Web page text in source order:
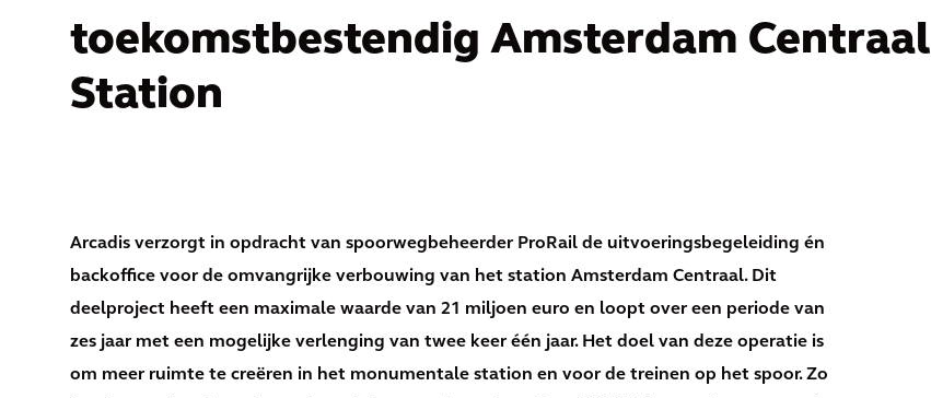
toekomstbestendig Amsterdam Centraal
Station
Arcadis verzorgt in opdracht van spoorwegbeheerder ProRail de uitvoeringsbegeleiding én
backoffice voor de omvangrijke verbouwing van het station Amsterdam Centraal. Dit
deelproject heeft een maximale waarde van 21 miljoen euro en loopt over een periode van
zes jaar met een mogelijke verlenging van twee keer één jaar. Het doel van deze operatie is
om meer ruimte te creëren in het monumentale station en voor de treinen op het spoor. Zo